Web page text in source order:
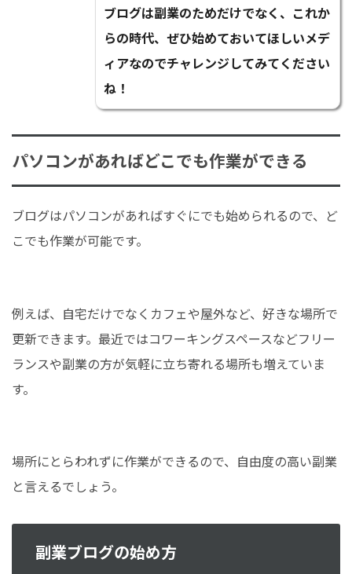
ブログは副業のためだけでなく、これか
らの時代、ぜひ始めておいてほしいメデ
ィアなのでチャレンジしてみてください
ね！
パソコンがあればどこでも作業ができる
ブログはパソコンがあればすぐにでも始められるので、ど
こでも作業が可能です。
例えば、自宅だけでなくカフェや屋外など、好きな場所で
更新できます。最近ではコワーキングスペースなどフリー
ランスや副業の方が気軽に立ち寄れる場所も増えていま
す。
場所にとらわれずに作業ができるので、自由度の高い副業
と言えるでしょう。
副業ブログの始め方